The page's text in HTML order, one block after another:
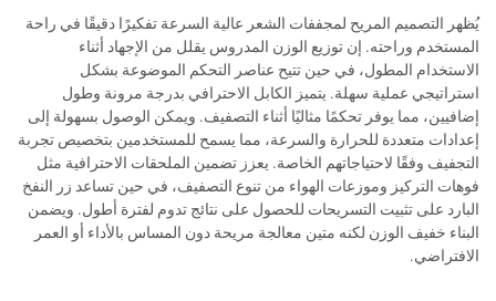
يُظهر التصميم المريح لمجففات الشعر عالية السرعة تفكيرًا دقيقًا في راحة
المستخدم وراحته. إن توزيع الوزن المدروس يقلل من الإجهاد أثناء
الاستخدام المطول، في حين تتيح عناصر التحكم الموضوعة بشكل
استراتيجي عملية سهلة. يتميز الكابل الاحترافي بدرجة مرونة وطول
إضافيين، مما يوفر تحكمًا مثاليًا أثناء التصفيف. ويمكن الوصول بسهولة إلى
إعدادات متعددة للحرارة والسرعة، مما يسمح للمستخدمين بتخصيص تجربة
التجفيف وفقًا لاحتياجاتهم الخاصة. يعزز تضمين الملحقات الاحترافية مثل
فوهات التركيز وموزعات الهواء من تنوع التصفيف، في حين تساعد زر النفخ
البارد على تثبيت التسريحات للحصول على نتائج تدوم لفترة أطول. ويضمن
البناء خفيف الوزن لكنه متين معالجة مريحة دون المساس بالأداء أو العمر
الافتراضي.